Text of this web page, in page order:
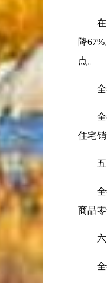
在固
降67%
点。
全年
全年
住宅
五
全年
商品
六
全年